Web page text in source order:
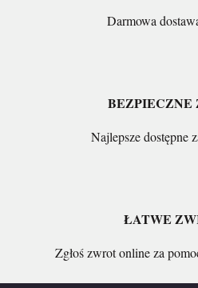
Darmowa
BEZPIECZNE
Najlepsze dostępne
ŁATWE
Zgłoś zwrot online za